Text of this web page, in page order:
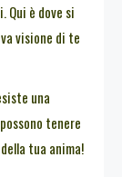
Qui è dove si
visione di te
una
tenere
tua anima!